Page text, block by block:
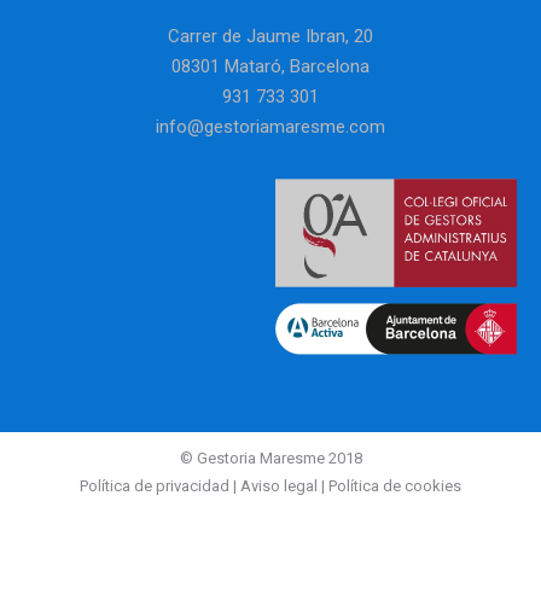
Carrer de Jaume Ibran, 20
08301 Mataró, Barcelona
931 733 301
info@gestoriamaresme.com
© Gestoria Maresme 2018
Política de privacidad | Aviso legal | Política de cookies